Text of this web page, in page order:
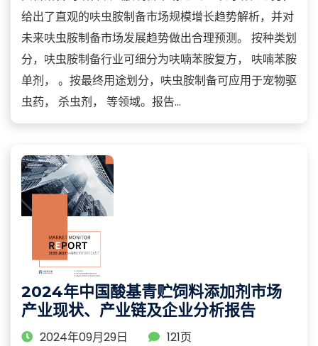
给出了直观的呋虫胺制备市场规模增长趋势解析，并对
未来呋虫胺制备市场发展趋势做出合理预测。 按种类划
分，呋虫胺制备行业可细分为呋喃苯胺复方， 呋喃苯胺
单剂， 。按最终用途划分，呋虫胺制备可应用于宠物驱
虫药， 杀虫剂， 等领域。报告...
2024年中国酸基青贮饲料添加剂市场
产业现状、产业链及企业分析报告
2024年09月29日
121页